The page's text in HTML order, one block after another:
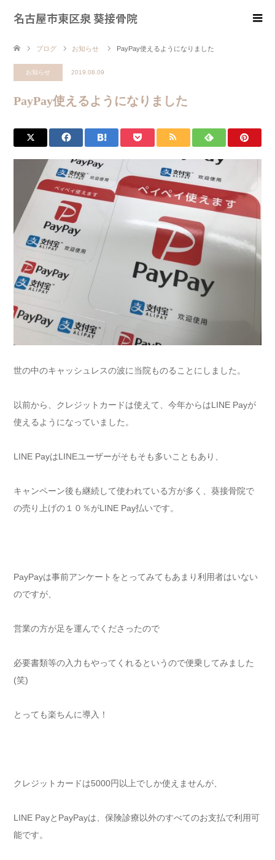
名古屋市東区泉 葵接骨院
ブログ お知らせ PayPay使えるようになりました
お知らせ 2019.08.09
PayPay使えるようになりました
世の中のキャッシュレスの波に当院ものることにしました。
以前から、クレジットカードは使えて、今年からはLINE Payが
使えるようになっていました。
LINE PayはLINEユーザーがそもそも多いこともあり、
キャンペーン後も継続して使われている方が多く、葵接骨院で
の売り上げの１０％がLINE Pay払いです。
PayPayは事前アンケートをとってみてもあまり利用者はいない
のですが、
営業の方が足を運んでくださったので
必要書類等の入力もやってくれるというので便乗してみました
(笑)
とっても楽ちんに導入！
クレジットカードは5000円以上でしか使えませんが、
LINE PayとPayPayは、保険診療以外のすべてのお支払で利用可
能です。